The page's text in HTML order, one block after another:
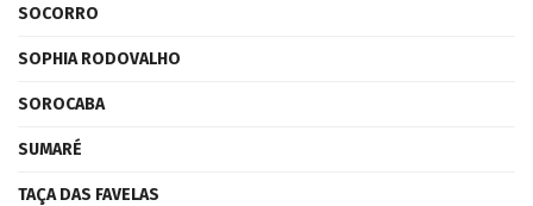
SOCORRO
SOPHIA RODOVALHO
SOROCABA
SUMARÉ
TAÇA DAS FAVELAS